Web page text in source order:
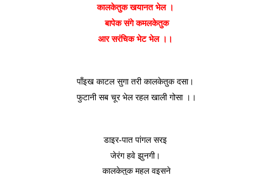
कालकेतुक खयानत भेल ।
बापेक संगे कमलकेतुक
आर सरंचिक भेट भेल ।।
पाँइख काटल सुगा तरी कालकेतुक दसा।
फुटानी सब चूर भेल रहल खाली गोसा ।।
डाइर-पात पांगल सरइ
जेरंग हवे झुनगी।
कालकेतुक महल वइसने